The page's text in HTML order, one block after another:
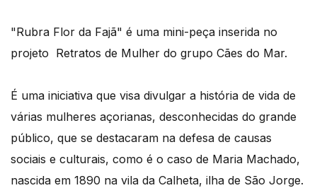
"Rubra Flor da Fajã" é uma mini-peça inserida no
projeto Retratos de Mulher do grupo Cães do Mar.
É uma iniciativa que visa divulgar a história de vida de
várias mulheres açorianas, desconhecidas do grande
público, que se destacaram na defesa de causas
sociais e culturais, como é o caso de Maria Machado,
nascida em 1890 na vila da Calheta, ilha de São Jorge.